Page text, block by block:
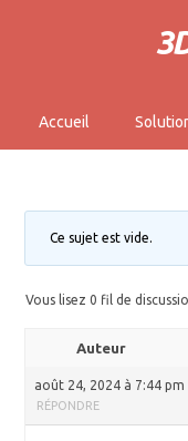
Accueil
Ce sujet est vide.
Vous lisez 0 fil de
Auteur
août 24, 2024 à 7:44 pm
RÉPONDRE